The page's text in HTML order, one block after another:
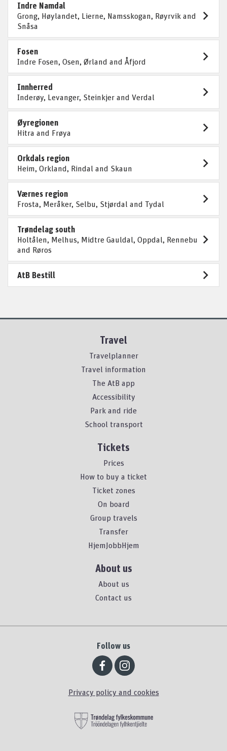
Indre Namdal
Grong, Høylandet, Lierne, Namsskogan, Røyrvik and
Snåsa
Fosen
Indre Fosen, Osen, Ørland and Åfjord
Innherred
Inderøy, Levanger, Steinkjer and Verdal
Øyregionen
Hitra and Frøya
Orkdals region
Heim, Orkland, Rindal and Skaun
Værnes region
Frosta, Meråker, Selbu, Stjørdal and Tydal
Trøndelag south
Holtålen, Melhus, Midtre Gauldal, Oppdal, Rennebu
and Røros
AtB Bestill
Travel
Travelplanner
Travel information
The AtB app
Accessibility
Park and ride
School transport
Tickets
Prices
How to buy a ticket
Ticket zones
On board
Group travels
Transfer
HjemJobbHjem
About us
About us
Contact us
Follow us
Privacy policy and cookies